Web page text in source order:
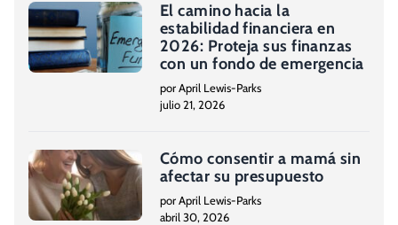
El camino hacia la
estabilidad financiera en
2026: Proteja sus finanzas
con un fondo de emergencia
por April Lewis-Parks
julio 21, 2026
Cómo consentir a mamá sin
afectar su presupuesto
por April Lewis-Parks
abril 30, 2026